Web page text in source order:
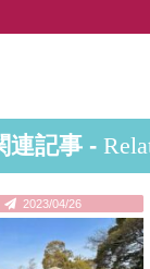
連記事 -
2023/04/26